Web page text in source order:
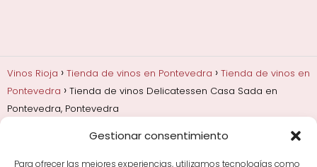
Gestionar consentimiento
Para ofrecer las mejores experiencias, utilizamos tecnologías como
Vinos Rioja Tienda de vinos en Pontevedra
Tienda de vinos en
Pontevedra
Tienda de vinos Delicatessen Casa Sada en
Pontevedra, Pontevedra
Añadas, crianza y guarda
Bodegas y marcas de
Comprar vino